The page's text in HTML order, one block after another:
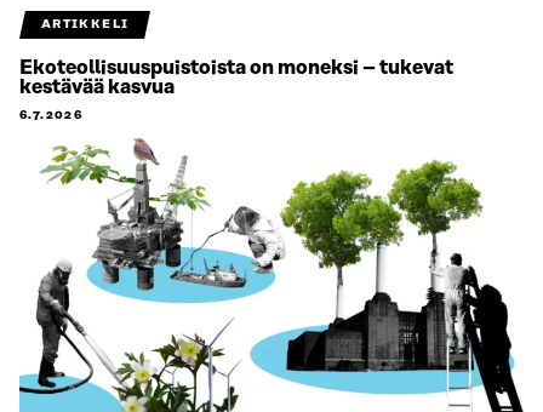
ARTIKKELI
Ekoteollisuuspuistoista on moneksi – tukevat
kestävää kasvua
6.7.2026